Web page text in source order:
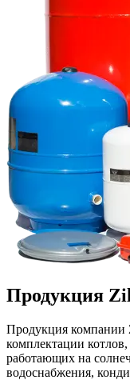
Продукция
Продукция компании
комплектации
работающих на
водоснабжения,